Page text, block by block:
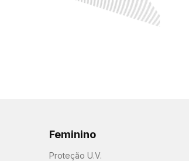
Feminino
Proteção U.V.